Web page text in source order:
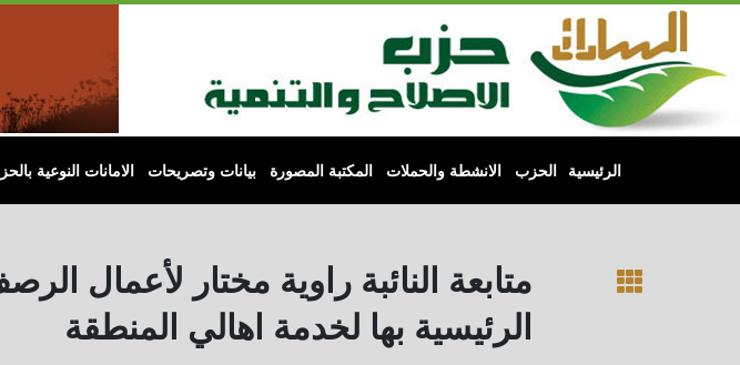
الرئيسية الحزب الانشطة والحملات المكتبة المصورة بيانات وتصريحات الامانات النوعية النائبة / د. راوية مختار - البومات الصور
متابعة النائبة راوية مختار لأعمال
الرئيسية بها لخدمة اهالي المنطقة